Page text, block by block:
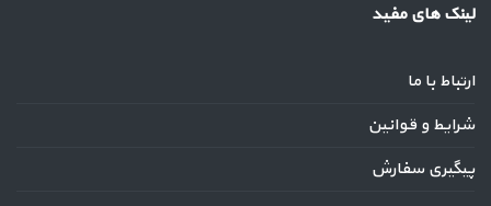
لینک های مفید
ارتباط با ما
شرایط و قوانین
پیگیری سفارش